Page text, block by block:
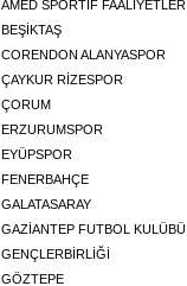
AMED SPORTİF FAALİYETLER
BEŞİKTAŞ
CORENDON ALANYASPOR
ÇAYKUR RİZESPOR
ÇORUM
ERZURUMSPOR
EYÜPSPOR
FENERBAHÇE
GALATASARAY
GAZİANTEP FUTBOL KULÜBÜ
GENÇLERBİRLİĞİ
GÖZTEPE